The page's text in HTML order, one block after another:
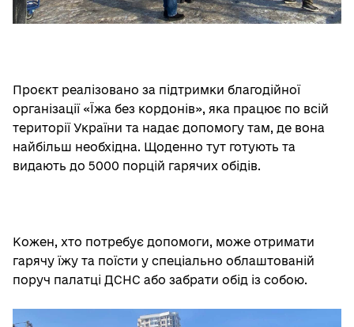
Проєкт реалізовано за підтримки благодійної
організації «Їжа без кордонів», яка працює по всій
території України та надає допомогу там, де вона
найбільш необхідна. Щоденно тут готують та
видають до 5000 порцій гарячих обідів.
Кожен, хто потребує допомоги, може отримати
гарячу їжу та поїсти у спеціально облаштованій
поруч палатці ДСНС або забрати обід із собою.